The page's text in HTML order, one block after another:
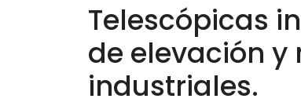
Telescópicas
de elevación
industriales.